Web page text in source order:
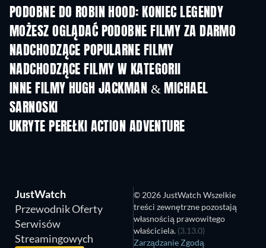
PODOBNE DO ROBIN HOOD: KONIEC LEGENDY
MOŻESZ OGLĄDAĆ PODOBNE FILMY ZA DARMO
NADCHODZĄCE POPULARNE FILMY
NADCHODZĄCE FILMY W KATEGORII
INNE FILMY HUGH JACKMAN & MICHAEL
SARNOSKI
UKRYTE PEREŁKI ACTION ADVENTURE
JustWatch
Przewodnik Oferty
Serwisów
Streamingowych
© 2026 JustWatch Wszelkie
treści zewnętrzne pozostają
własnością prawowitego
właściciela. (3.13.0)
Zarządzanie Zgodą